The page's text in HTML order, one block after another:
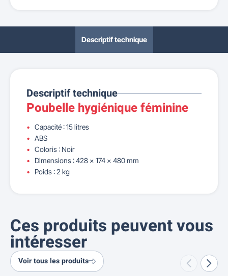
Descriptif technique
Descriptif technique
Poubelle hygiénique féminine
Capacité : 15 litres
ABS
Coloris : Noir
Dimensions : 428 x 174 x 480 mm
Poids : 2 kg
Ces produits peuvent vous
intéresser
Voir tous les produits